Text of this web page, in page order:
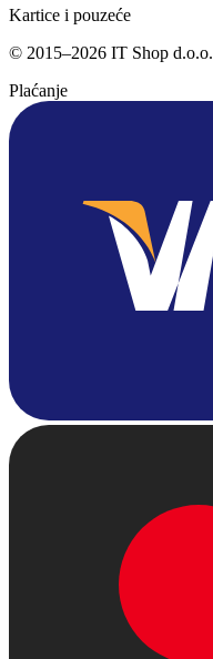
Kartice i pouzeće
© 2015–2026 IT Shop d.o.o.
Plaćanje